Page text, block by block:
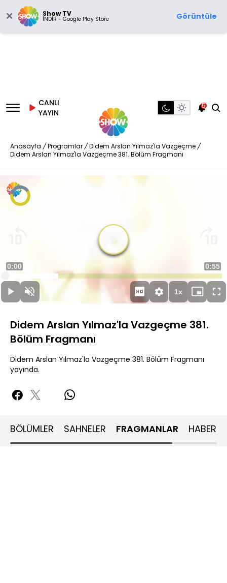
Show TV
İNDİR - Google Play Store Görüntüle
CANLI
YAYIN
5
Anasayfa / Programlar / Didem Arslan Yılmaz'la Vazgeçme /
Didem Arslan Yılmaz'la Vazgeçme 381. Bölüm Fragmanı
Sesi
Aç
Yüklendi:
24.50%
Oynatma
Hızı
Didem Arslan Yılmaz'la Vazgeçme 381.
Bölüm Fragmanı
Didem Arslan Yılmaz'la Vazgeçme 381. Bölüm Fragmanı
yayında.
BÖLÜMLER SAHNELER FRAGMANLAR